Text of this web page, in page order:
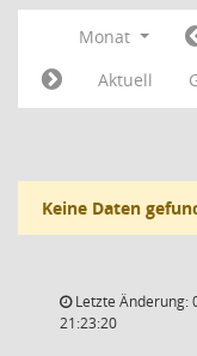
Monat
Aktuell
Keine Daten
Letzte Änderung:
21:23:20